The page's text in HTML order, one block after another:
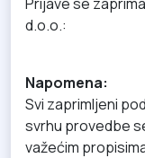
d.o.o.:
Napomena:
Svi zaprimljeni
svrhu provedbe
važećim